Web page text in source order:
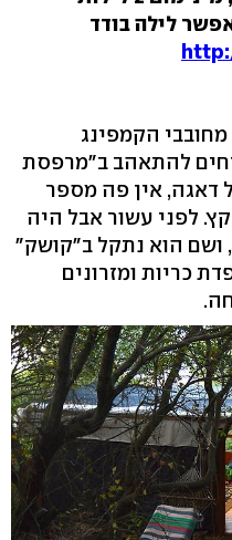
הקמפינג
להתאהב ב"מרפסת
דאגה, אין פה מספר
לפני עשור אבל היה
ושם הוא נתקל ב"קושק"
כריות ומזרונים